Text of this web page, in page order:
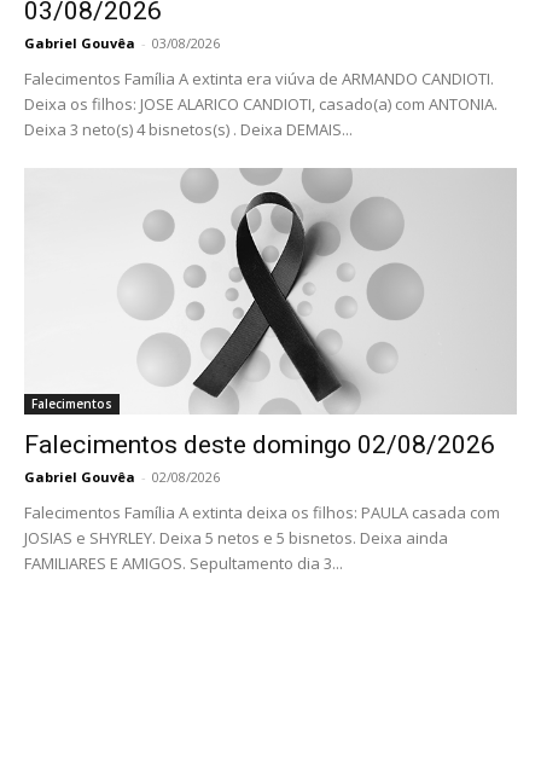
03/08/2026
Gabriel Gouvêa - 03/08/2026
Falecimentos Família A extinta era viúva de ARMANDO CANDIOTI.
Deixa os filhos: JOSE ALARICO CANDIOTI, casado(a) com ANTONIA.
Deixa 3 neto(s) 4 bisnetos(s) . Deixa DEMAIS...
Falecimentos
Falecimentos deste domingo 02/08/2026
Gabriel Gouvêa - 02/08/2026
Falecimentos Família A extinta deixa os filhos: PAULA casada com
JOSIAS e SHYRLEY. Deixa 5 netos e 5 bisnetos. Deixa ainda
FAMILIARES E AMIGOS. Sepultamento dia 3...